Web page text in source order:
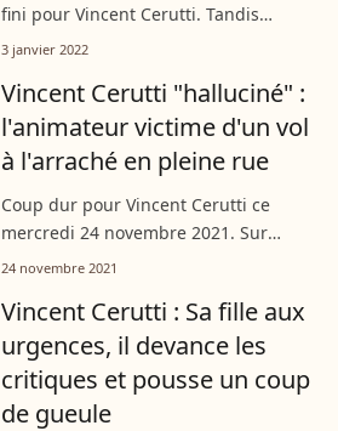
fini pour Vincent Cerutti. Tandis
qu'Hapsatou Sy et leurs enfants Abbie
africain, l'animateur a été obligé...
3 janvier 2022
Vincent Cerutti "halluciné" :
l'animateur victime d'un vol
à l'arraché en pleine rue
Coup dur pour Vincent Cerutti ce
mercredi 24 novembre 2021. Sur
Instagram, le compagnon d'Hapsatou
Sous le choc, il détaille les
circonstances...
24 novembre 2021
Vincent Cerutti : Sa fille aux
urgences, il devance les
critiques et pousse un coup
de gueule